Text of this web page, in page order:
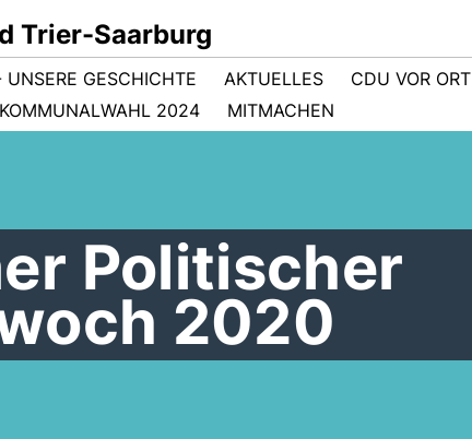
Trier-Saarburg
GESCHICHTE AKTUELLES
CDU VOR ORT
KOMMUNALWAHL 2024 MITMACHEN
Politischer
2020